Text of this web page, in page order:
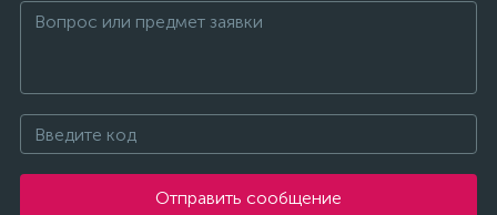
Отправить сообщение